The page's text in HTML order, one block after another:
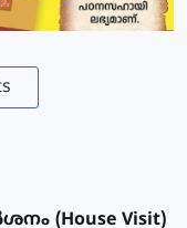
(House Visit)